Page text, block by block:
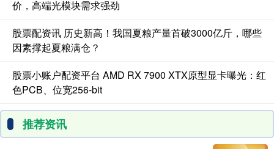
价，高端光模块需求强劲
股票配资讯 历史新高！我国夏粮产量首破3000亿斤，哪些
因素撑起夏粮满仓？
股票小账户配资平台 AMD RX 7900 XTX原型显卡曝光：红
色PCB、位宽256-bit
推荐资讯